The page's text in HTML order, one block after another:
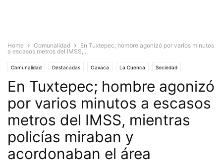
Home Comunalidad
En Tuxtepec; hombre agonizó por varios minutos
a escasos metros del IMSS,...
Comunalidad Destacadas Oaxaca La Cuenca Sociedad
En Tuxtepec; hombre agonizó
por varios minutos a escasos
metros del IMSS, mientras
policías miraban y
acordonaban el área